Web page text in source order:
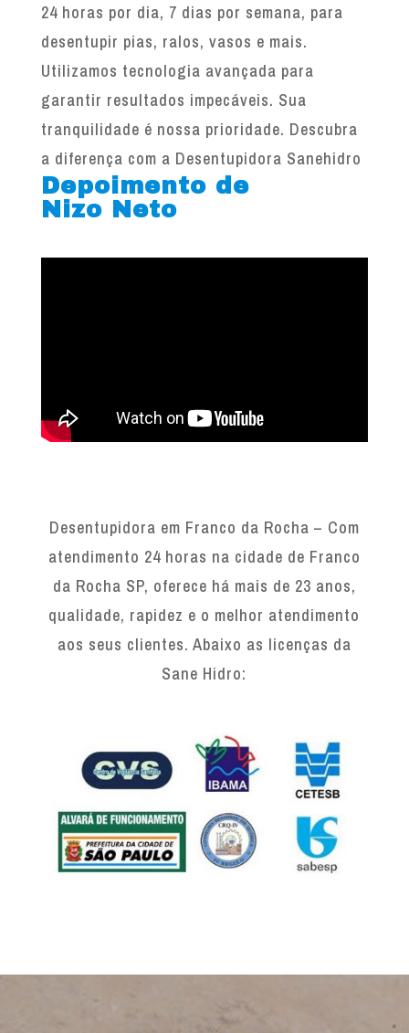
24 horas por dia, 7 dias por semana, para
desentupir pias, ralos, vasos e mais.
Utilizamos tecnologia avançada para
garantir resultados impecáveis. Sua
tranquilidade é nossa prioridade. Descubra
a diferença com a Desentupidora Sanehidro
Depoimento de
Nizo Neto
Desentupidora em Franco da Rocha – Com
atendimento 24 horas na cidade de Franco
da Rocha SP, oferece há mais de 23 anos,
qualidade, rapidez e o melhor atendimento
aos seus clientes. Abaixo as licenças da
Sane Hidro: